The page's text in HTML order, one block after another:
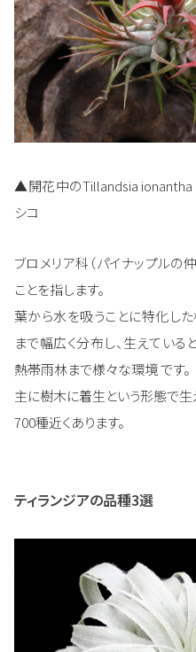
▲開花中のTillandsia ionantha
シコ
ブロメリア科（パイナップルの
ことを指します。
葉から水を吸うことに特化し
まで幅広く分布し、生えてい
熱帯雨林まで様々な環境 です。
主に樹木に着生という形態で生
700種近くあります。
ティランジアの品種3選